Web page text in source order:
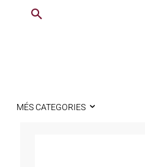
MÉS CATEGORIES